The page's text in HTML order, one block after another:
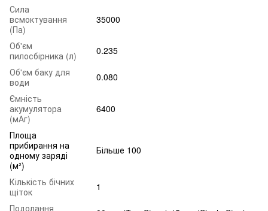
Сила
всмоктування
(Па)
35000
Об'єм
пилосбірника (л)
0.235
Об'єм баку для
води
0.080
Ємність
акумулятора
(мАг)
6400
Площа
прибирання на
одному заряді
(м²)
Більше 100
Кількість бічних
щіток
1
Подолання